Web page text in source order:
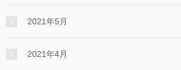
2021年5月
2021年4月